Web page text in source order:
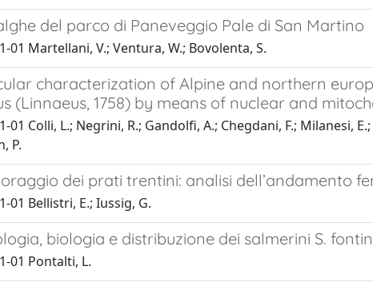
del parco di Paneveggio Pale di San Martino
01 Martellani, V.; Ventura, W.; Bovolenta, S.
characterization of Alpine and northern
(Linnaeus, 1758) by means of nuclear and
01 Colli, L.; Negrini, R.; Gandolfi, A.; Chegdani, F.; Milanesi,
P.
dei prati trentini: analisi dell’andamento
01 Bellistri, E.; Iussig, G.
biologia e distribuzione dei salmerini S.
01 Pontalti, L.